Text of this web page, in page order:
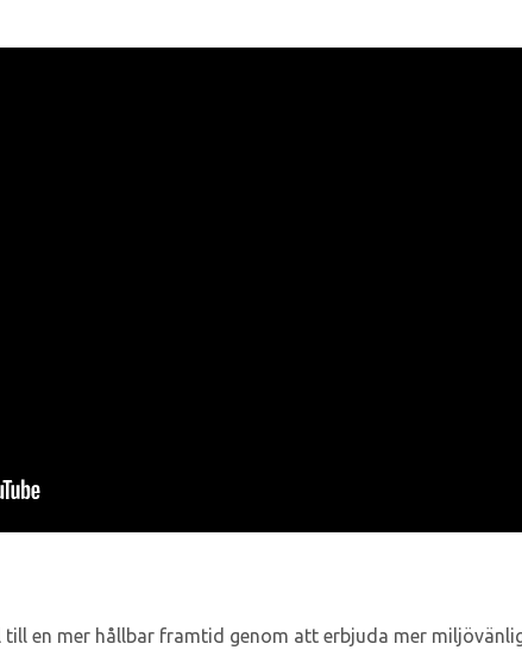
till en mer hållbar framtid genom att erbjuda mer